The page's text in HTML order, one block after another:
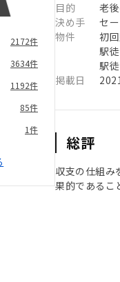
2172件
3634件
1192件
85件
1件
目的
老
決め手
セ
物件
初
駅
駅
掲載日
総評
収支の仕組み
果的であるこ